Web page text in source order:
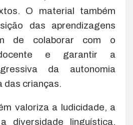
O material também
das aprendizagens
de colaborar com o
docente e garantir a
da autonomia
das crianças.
valoriza a ludicidade, a
diversidade linguística,